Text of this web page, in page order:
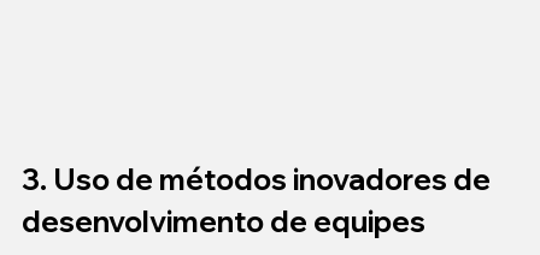
3. Uso de métodos inovadores de
desenvolvimento de equipes